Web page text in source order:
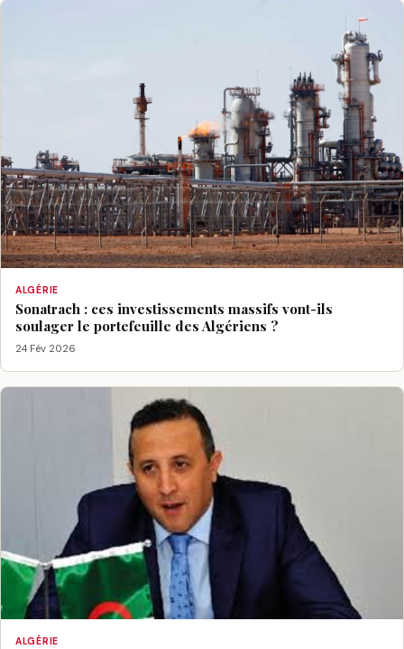
ALGÉRIE
Sonatrach : ces investissements massifs vont-ils
soulager le portefeuille des Algériens ?
24 Fév 2026
ALGÉRIE